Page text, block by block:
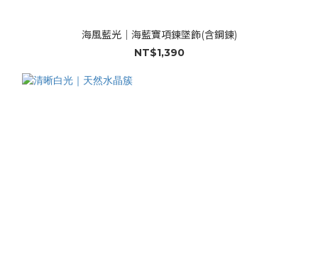
海風藍光｜海藍寶項鍊墜飾(含鋼鍊)
NT$1,390